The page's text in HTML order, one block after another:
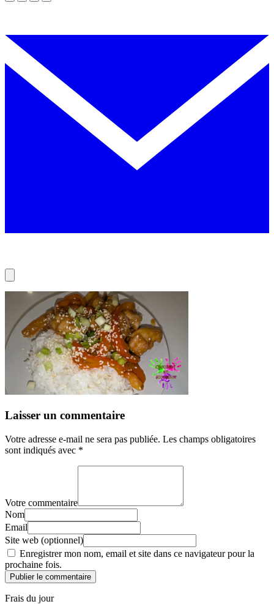
Laisser un commentaire
Votre adresse e-mail ne sera pas publiée. Les champs obligatoires
sont indiqués avec *
Votre commentaire
Nom
Email
Site web (optionnel)
Enregistrer mon nom, email et site dans ce navigateur pour la
prochaine fois.
Publier le commentaire
Frais du jour